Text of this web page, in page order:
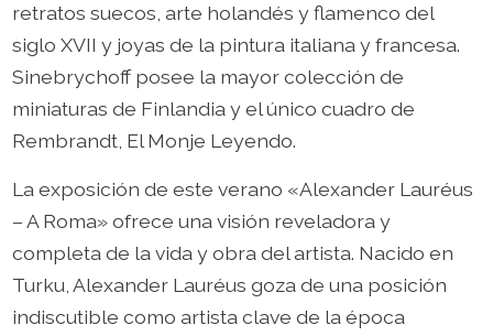
retratos suecos, arte holandés y flamenco del
siglo XVII y joyas de la pintura italiana y francesa.
Sinebrychoff posee la mayor colección de
miniaturas de Finlandia y el único cuadro de
Rembrandt, El Monje Leyendo.
La exposición de este verano «Alexander Lauréus
– A Roma» ofrece una visión reveladora y
completa de la vida y obra del artista. Nacido en
Turku, Alexander Lauréus goza de una posición
indiscutible como artista clave de la época